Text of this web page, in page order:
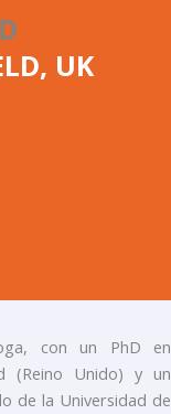
UK
con un PhD en
(Reino Unido) y un
de la Universidad de